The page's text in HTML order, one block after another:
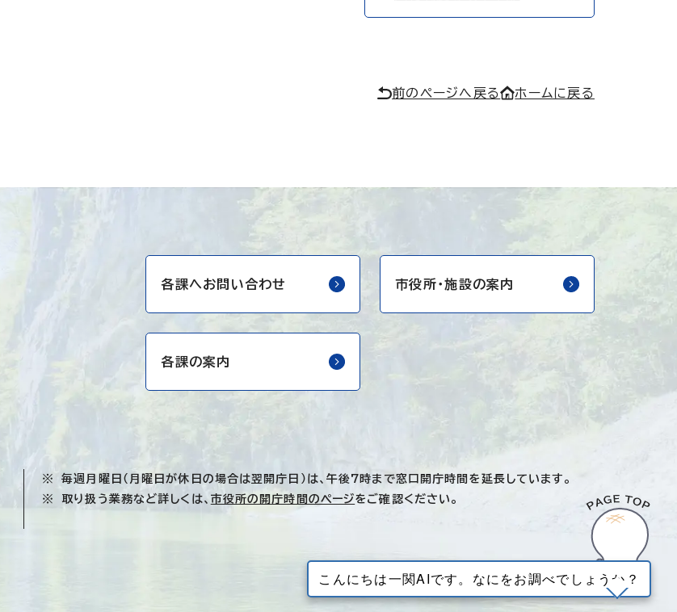
前のページへ戻る ホームに戻る
各課へお問い合わせ 市役所・施設の案内
各課の案内
毎週月曜日（月曜日が休日の場合は翌開庁日）は、午後7時まで窓口開庁時間を延長しています。
取り扱う業務など詳しくは、 市役所の開庁時間のページをご確認ください。